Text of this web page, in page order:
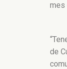
mes
de